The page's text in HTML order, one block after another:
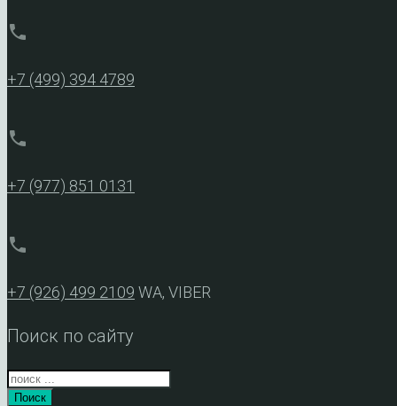
phone
+7 (499) 394 4789
phone
+7 (977) 851 0131
phone
+7 (926) 499 2109 WA, VIBER
Поиск по сайту
Поиск